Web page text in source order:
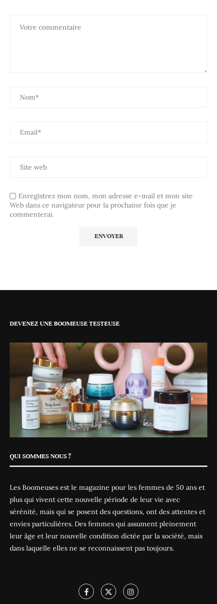
Enregistrez mon nom, mon adresse e-mail et mon site
Web dans ce navigateur pour la prochaine fois que je
commenterai.
DEVENEZ UNE BOOMEUSE TESTEUSE
QUI SOMMES NOUS ?
Les Boomeuses est le magazine pour les femmes de 50 ans et
plus qui vivent cette nouvelle période de leur vie avec
sérénité, mais qui se posent des questions, ont des attentes et
envies particulières. Des femmes qui assument pleinement
leur âge et leur nouvelle condition dictée par la société, mais
dans laquelle elles ne se reconnaissent pas toujours.